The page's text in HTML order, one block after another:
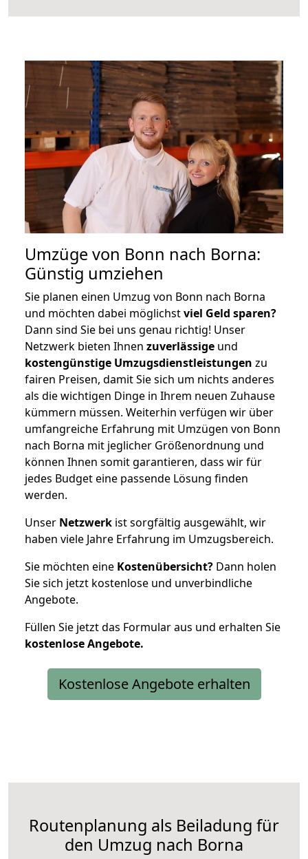
Umzüge von Bonn nach Borna:
Günstig umziehen
Sie planen einen Umzug von Bonn nach Borna
und möchten dabei möglichstviel Geld sparen?
Dann sind Sie bei uns genau richtig! Unser
Netzwerk bieten Ihnen zuverlässige und
kostengünstige Umzugsdienstleistungen zu
fairen Preisen, damit Sie sich um nichts anderes
als die wichtigen Dinge in Ihrem neuen Zuhause
kümmern müssen. Weiterhin verfügen wir über
umfangreiche Erfahrung mit Umzügen von Bonn
nach Borna mit jeglicher Größenordnung und
können Ihnen somit garantieren, dass wir für
jedes Budget eine passende Lösung finden
werden.
Unser Netzwerk ist sorgfältig ausgewählt, wir
haben viele Jahre Erfahrung im Umzugsbereich.
Sie möchten eine Kostenübersicht? Dann holen
Sie sich jetzt kostenlose und unverbindliche
Angebote.
Füllen Sie jetzt das Formular aus und erhalten Sie
kostenloseAngebote.
Kostenlose Angebote erhalten
Routenplanung als Beiladung für
den Umzug nach Borna